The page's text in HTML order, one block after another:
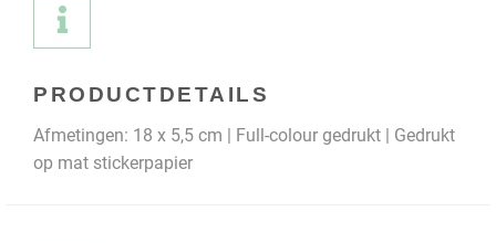
PRODUCTDETAILS
Afmetingen: 18 x 5,5 cm | Full-colour gedrukt | Gedrukt
op mat stickerpapier